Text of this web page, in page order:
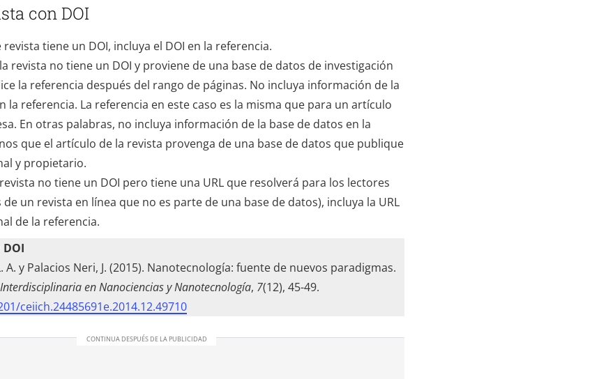
con DOI
tiene un DOI, incluya el DOI en la referencia.
revista no tiene un DOI y proviene de una base de datos de investigación
la referencia después del rango de páginas. No incluya información de la
la referencia. La referencia en este caso es la misma que para un artículo
En otras palabras, no incluya información de la base de datos en la
que el artículo de la revista provenga de una base de datos que publique
y propietario.
no tiene un DOI pero tiene una URL que resolverá para los lectores
un revista en línea que no es parte de una base de datos), incluya la URL
de la referencia.
A. y Palacios Neri, J. (2015). Nanotecnología: fuente de nuevos paradigmas.
en Nanociencias y Nanotecnología, 7(12), 45-49.
ceiich.24485691e.2014.12.49710